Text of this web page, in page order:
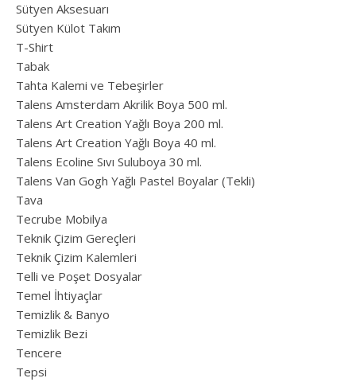
Sütyen Aksesuarı
Sütyen Külot Takım
T-Shirt
Tabak
Tahta Kalemi ve Tebeşirler
Talens Amsterdam Akrilik Boya 500 ml.
Talens Art Creation Yağlı Boya 200 ml.
Talens Art Creation Yağlı Boya 40 ml.
Talens Ecoline Sıvı Suluboya 30 ml.
Talens Van Gogh Yağlı Pastel Boyalar (Tekli)
Tava
Tecrube Mobilya
Teknik Çizim Gereçleri
Teknik Çizim Kalemleri
Telli ve Poşet Dosyalar
Temel İhtiyaçlar
Temizlik & Banyo
Temizlik Bezi
Tencere
Tepsi